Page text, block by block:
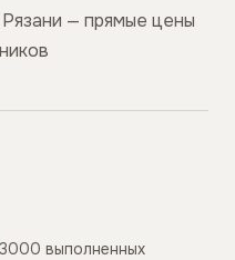
— прямые цены
выполненных